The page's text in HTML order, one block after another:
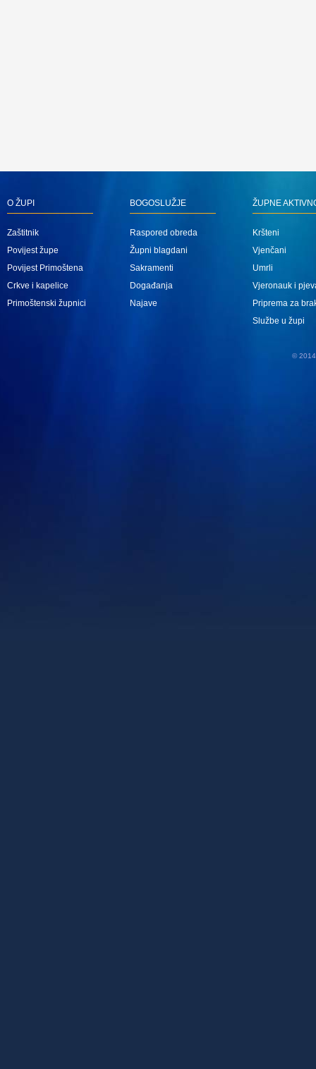
O ŽUPI
Zaštitnik
Povijest župe
Povijest Primoštena
Crkve i kapelice
Primoštenski župnici
BOGOSLUŽJE
Raspored obreda
Župni blagdani
Sakramenti
Događanja
Najave
ŽUPNE
Kršteni
Vjenčani
Umrli
Vjeronauk i
Priprema za
Službe u župi
© 2014